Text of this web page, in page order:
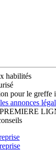
habilités
pour le greffe
annonces
PREMIERE